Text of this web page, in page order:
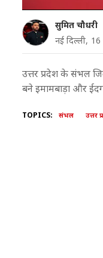
सुमित चौधरी
नई दिल्ली, 16
उत्तर प्रदेश के संभल
बने इमामबाड़ा और
TOPICS: संभल उत्तर